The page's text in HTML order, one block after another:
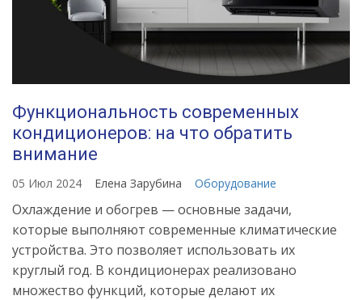
Функциональность современных
кондиционеров: на что обратить
внимание
05 Июл 2024 Елена Зарубина Оборудование
Охлаждение и обогрев — основные задачи,
которые выполняют современные климатические
устройства. Это позволяет использовать их
круглый год. В кондиционерах реализовано
множество функций, которые делают их